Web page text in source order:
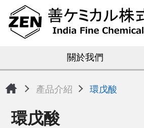
關於我們
產品介紹 環戊酸
環戊酸